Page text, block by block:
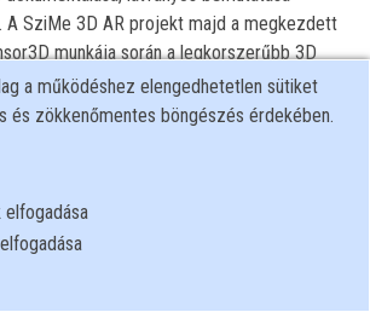
A SziMe 3D AR projekt majd a megkezdett
munkája során a legkorszerűbb 3D
a hazai műemlékek és kiemelt
emlékek 3D digitális megőrzésére.
Tudjuk, hogy a kutatók, oktatók, diákok,
barangolók más és mást szeretnének
kínálta lehetőségekből. A
az eddigieknél jobb minőségben
hozzájárulnak azok jobb
a működéshez elengedhetetlen sütiket
és zökkenőmentes böngészés érdekében.
elfogadása